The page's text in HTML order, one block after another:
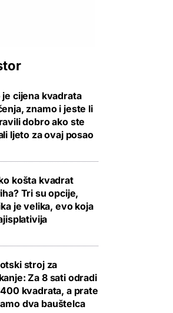
je cijena kvadrata
znamo i jeste li
dobro ako ste
ljeto za ovaj posao
košta kvadrat
Tri su opcije,
je velika, evo koja
stroj za
Za 8 sati odradi
kvadrata, a prate
dva bauštelca